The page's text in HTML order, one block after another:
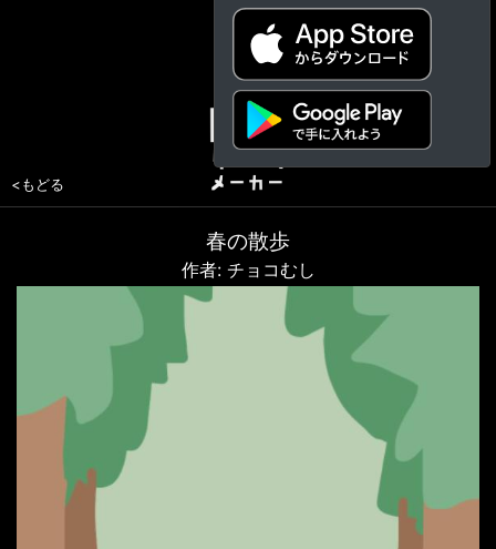
<もどる
春の散歩
作者: チョコむし